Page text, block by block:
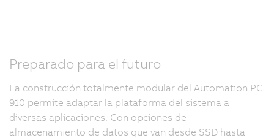
Preparado para el futuro
La construcción totalmente modular del Automation PC
910 permite adaptar la plataforma del sistema a
diversas aplicaciones. Con opciones de
almacenamiento de datos que van desde SSD hasta